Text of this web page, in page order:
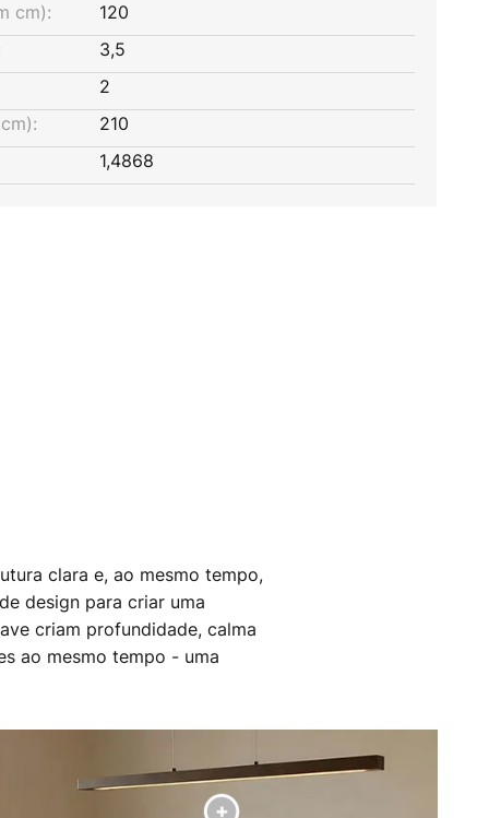
cm):
120
3,5
2
210
1,4868
clara e, ao mesmo tempo,
design para criar uma
criam profundidade, calma
ao mesmo tempo - uma